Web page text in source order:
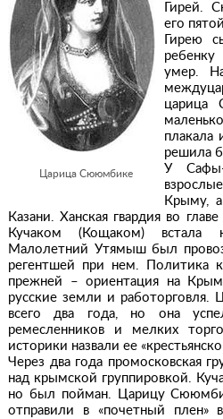
Царица Сююмбике
Гирей.
его
Гирею
умер.
царица
плакала
решила
У
Крыму,
Казани. Ханская гвардия во
Кучаком (Кощаком) встала
Малолетний Утямыш был
регентшей при нем. Политика
прежней – ориентация на
русские земли и
всего два года, но она
ремесленников и мелких
историки назвали ее
Через два года промосковская
над крымской группировкой.
но был пойман. Царицу
отправили в «почетный плен»